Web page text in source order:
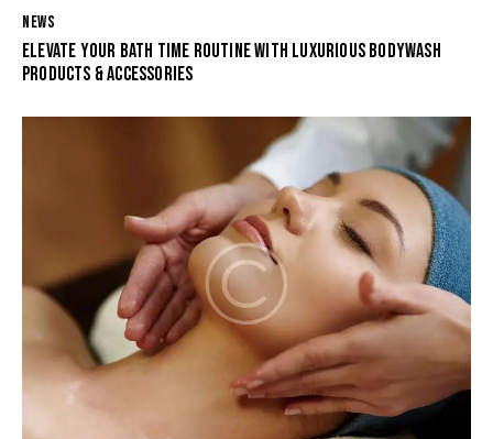
NEWS
ELEVATE YOUR BATH TIME ROUTINE WITH LUXURIOUS BODYWASH
PRODUCTS & ACCESSORIES